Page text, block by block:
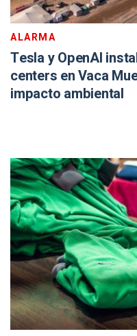
ALARMA
Tesla y OpenAI
centers en Vaca
impacto ambiental